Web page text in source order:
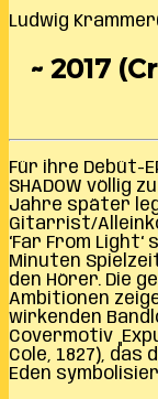
Ludwig Krammer
~ 2017
Für ihre Debüt-
SHADOW völlig
Jahre später
Gitarrist/
‘Far From
Minuten
den Hörer. Die
Ambitionen
wirkenden
Covermotiv
Cole, 1827),
Eden